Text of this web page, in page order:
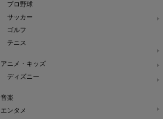
プロ野球
サッカー
ゴルフ
テニス
アニメ・キッズ
ディズニー
音楽
エンタメ